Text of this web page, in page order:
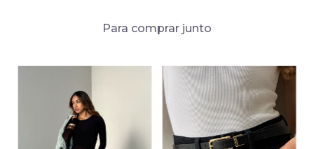
Para comprar junto